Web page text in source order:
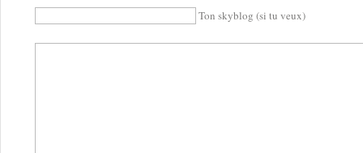
Ton skyblog (si tu veux)